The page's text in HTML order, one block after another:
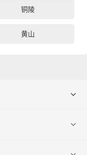
铜陵
黄山